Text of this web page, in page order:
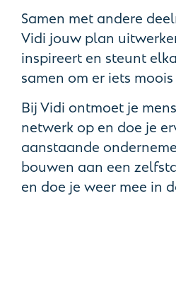
Samen met andere
Vidi jouw plan
inspireert en steunt
samen om er iets
Bij Vidi ontmoet je
netwerk op en doe je
aanstaande
bouwen aan een
en doe je weer mee in